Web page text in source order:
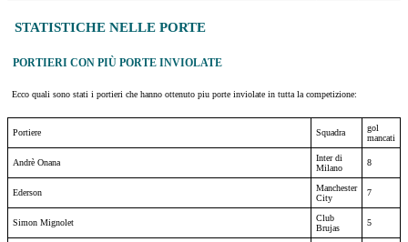
STATISTICHE NELLE PORTE
PORTIERI CON PIÙ PORTE INVIOLATE
Ecco quali sono stati i portieri che hanno ottenuto piu porte inviolate in tutta la competizione:
Portiere Squadra
gol
mancati
Andrè Onana
Inter di
Milano
8
Ederson
Manchester
City
7
Simon Mignolet
Club
Brujas
5